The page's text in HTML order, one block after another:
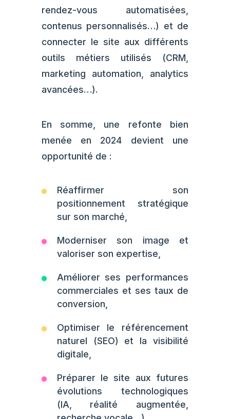
rendez-vous automatisées,
contenus personnalisés…) et de
connecter le site aux différents
outils métiers utilisés (CRM,
marketing automation, analytics
avancées…).
En somme, une refonte bien
menée en 2024 devient une
opportunité de :
Réaffirmer son
positionnement stratégique
sur son marché,
Moderniser son image et
valoriser son expertise,
Améliorer ses performances
commerciales et ses taux de
conversion,
Optimiser le référencement
naturel (SEO) et la visibilité
digitale,
Préparer le site aux futures
évolutions technologiques
(IA, réalité augmentée,